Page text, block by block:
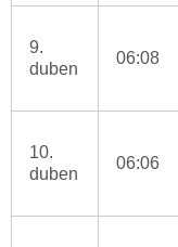
9.
duben
06:08
10.
duben
06:06